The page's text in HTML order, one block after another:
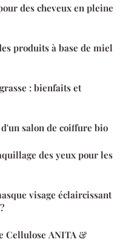
des cheveux en pleine
produits à base de miel
: bienfaits et
salon de coiffure bio
des yeux pour les
visage éclaircissant
Cellulose ANITA &